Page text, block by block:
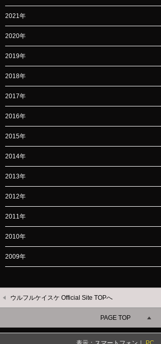
2021年
2020年
2019年
2018年
2017年
2016年
2015年
2014年
2013年
2012年
2011年
2010年
2009年
ウルフルケイスケ Official Site TOPへ
PAGE TOP